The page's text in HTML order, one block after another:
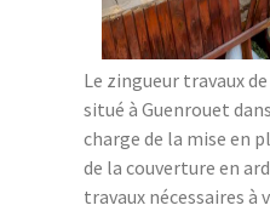
Le zingueur travaux
situé à Guenrouet
charge de la mise en
de la couverture en
travaux nécessaires à